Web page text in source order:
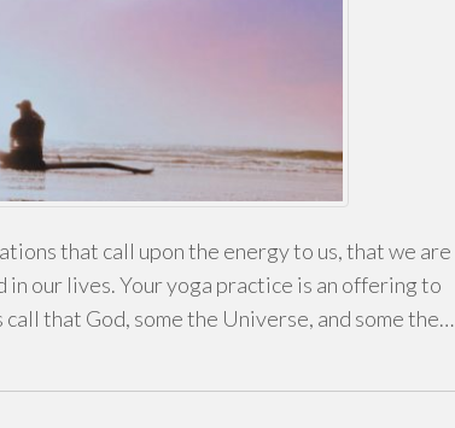
that call upon the energy to us, that we are
our lives. Your yoga practice is an offering to
call that God, some the Universe, and some the…